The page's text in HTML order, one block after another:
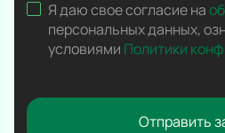
Я даю свое согласие на
персональных данных,
условиями Политики
Отправить